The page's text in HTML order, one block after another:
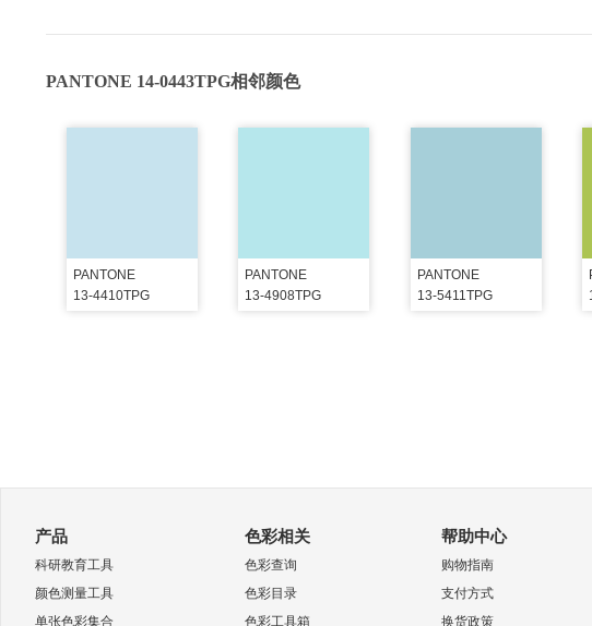
PANTONE 14-0443TPG相邻颜色
PANTONE
13-4410TPG
PANTONE
13-4908TPG
PANTONE
13-5411TPG
产品
科研教育工具
颜色测量工具
单张色彩集合
色彩相关
色彩查询
色彩目录
色彩工具箱
帮助中心
购物指南
支付方式
换货政策